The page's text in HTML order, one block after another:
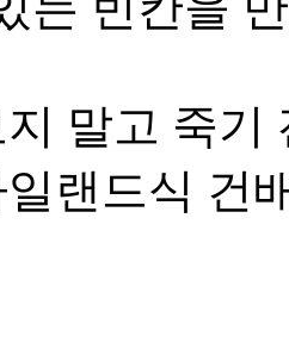
말고 죽기
랜드식 건